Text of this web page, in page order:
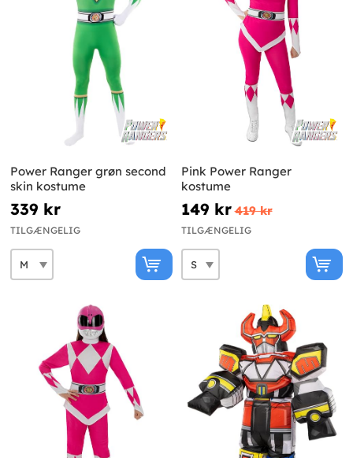
Power Ranger grøn second
skin kostume
339 kr
TILGÆNGELIG
Pink Power Ranger
kostume
149 kr 419 kr
TILGÆNGELIG